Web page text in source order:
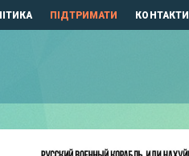
ПІДТРИМАТИ КОНТАКТИ